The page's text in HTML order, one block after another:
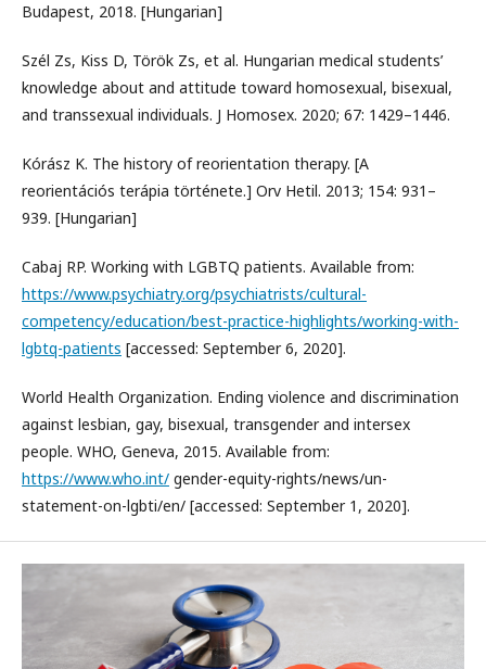
Budapest, 2018. [Hungarian]
Szél Zs, Kiss D, Török Zs, et al. Hungarian medical students’
knowledge about and attitude toward homosexual, bisexual,
and transsexual individuals. J Homosex. 2020; 67: 1429–1446.
Kórász K. The history of reorientation therapy. [A
reorientációs terápia története.] Orv Hetil. 2013; 154: 931–
939. [Hungarian]
Cabaj RP. Working with LGBTQ patients. Available from:
https://www.psychiatry.org/psychiatrists/cultural-
competency/education/best-practice-highlights/working-with-
lgbtq-patients [accessed: September 6, 2020].
World Health Organization. Ending violence and discrimination
against lesbian, gay, bisexual, transgender and intersex
people. WHO, Geneva, 2015. Available from:
https://www.who.int/ gender-equity-rights/news/un-
statement-on-lgbti/en/ [accessed: September 1, 2020].